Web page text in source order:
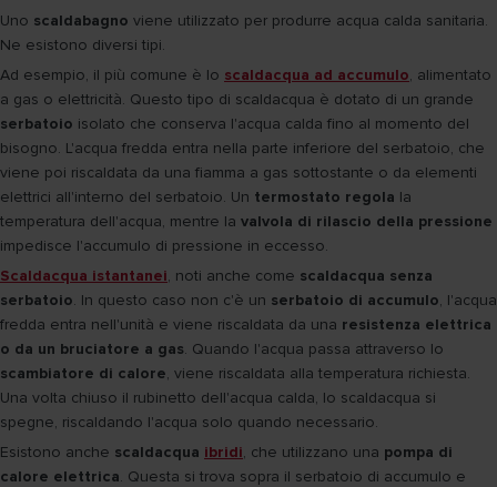
Uno scaldabagno viene utilizzato per produrre acqua calda sanitaria.
Ne esistono diversi tipi.
Ad esempio, il più comune è lo scaldacqua ad accumulo, alimentato
a gas o elettricità. Questo tipo di scaldacqua è dotato di un grande
serbatoio isolato che conserva l'acqua calda fino al momento del
bisogno. L'acqua fredda entra nella parte inferiore del serbatoio, che
viene poi riscaldata da una fiamma a gas sottostante o da elementi
elettrici all'interno del serbatoio. Un termostato regola la
temperatura dell'acqua, mentre la valvola di rilascio della pressione
impedisce l'accumulo di pressione in eccesso.
Scaldacqua istantanei, noti anche come scaldacqua senza
serbatoio. In questo caso non c'è un serbatoio di accumulo, l'acqua
fredda entra nell'unità e viene riscaldata da una resistenza elettrica
o da un bruciatore a gas. Quando l'acqua passa attraverso lo
scambiatore di calore, viene riscaldata alla temperatura richiesta.
Una volta chiuso il rubinetto dell'acqua calda, lo scaldacqua si
spegne, riscaldando l'acqua solo quando necessario.
Esistono anche scaldacqua ibridi, che utilizzano una pompa di
calore elettrica. Questa si trova sopra il serbatoio di accumulo e